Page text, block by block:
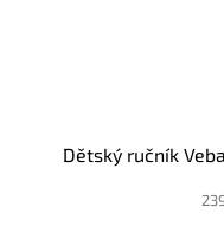
Dětský ručník